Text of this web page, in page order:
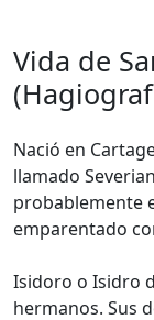
Vida de
Nació en
llamado
probablemente
emparentado
Isidoro o Isidro
hermanos. Sus